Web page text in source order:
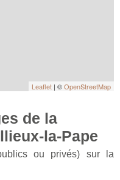
Leaflet | ©OpenStreetMap
de la
la-Pape
ou privés) sur la